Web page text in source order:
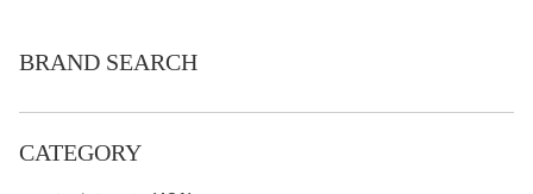
BRAND SEARCH
CATEGORY